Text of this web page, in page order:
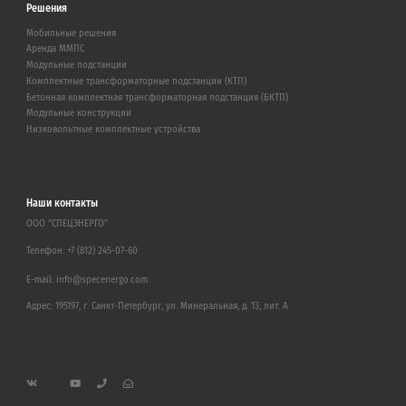
Решения
Мобильные решения
Аренда ММПС
Модульные подстанции
Комплектные трансформаторные подстанции (КТП)
Бетонная комплектная трансформаторная подстанция (БКТП)
Модульные конструкции
Низковольтные комплектные устройства
Наши контакты
ООО "СПЕЦЭНЕРГО"
Телефон: +7 (812) 245-07-60
E-mail: info@specenergo.com
Адрес: 195197, г. Санкт-Петербург, ул. Минеральная, д. 13, лит. А